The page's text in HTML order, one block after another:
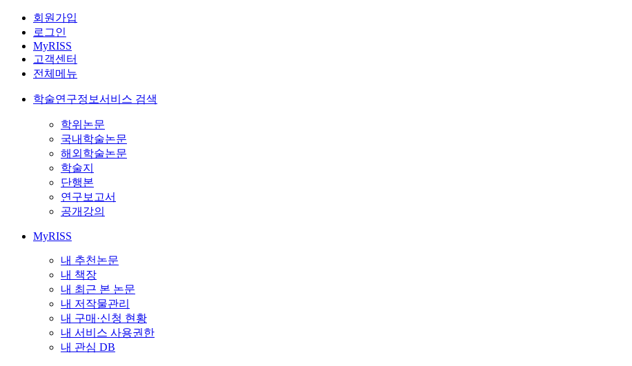
회원가입
로그인
MyRISS
고객센터
전체메뉴
학술연구정보서비스 검색
학위논문
국내학술논문
해외학술논문
학술지
단행본
연구보고서
공개강의
MyRISS
내 추천논문
내 책장
내 최근 본 논문
내 저작물관리
내 구매·신청 현황
내 서비스 사용권한
내 관심 DB